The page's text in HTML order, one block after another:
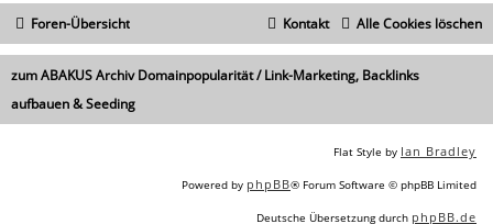
Foren-Übersicht Alle Cookies löschen
Kontakt
zum ABAKUS Archiv Domainpopularität / Link-Marketing, Backlinks
aufbauen & Seeding
Flat Style by Ian Bradley
Powered by phpBB® Forum Software © phpBB Limited
Deutsche Übersetzung durch phpBB.de